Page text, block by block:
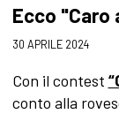
Ecco
30 APRILE 2024
Con il contest
conto alla